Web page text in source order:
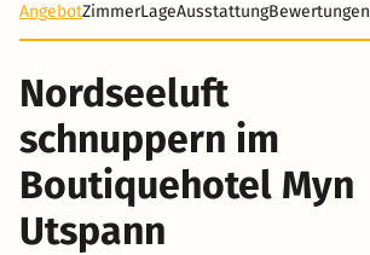
AngebotZimmerLageAusstattungBewertungen
Nordseeluft
schnuppern im
Boutiquehotel Myn
Utspann